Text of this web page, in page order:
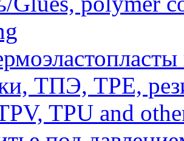
ТПЭ, TPE,
TPU and